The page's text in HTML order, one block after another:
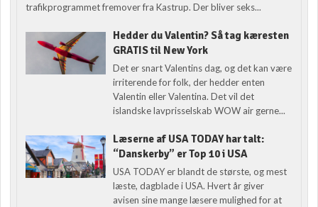
trafikprogrammet fremover fra Kastrup. Der bliver seks...
Hedder du Valentin? Så tag kæresten
GRATIS til New York
Det er snart Valentins dag, og det kan være
irriterende for folk, der hedder enten
Valentin eller Valentina. Det vil det
islandske lavprisselskab WOW air gerne...
Læserne af USA TODAY har talt:
“Danskerby” er Top 10 i USA
USA TODAY er blandt de største, og mest
læste, dagblade i USA. Hvert år giver
avisen sine mange læsere mulighed for at